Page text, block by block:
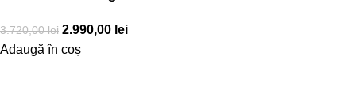
3.720,00lei 2.990,00 lei
Adaugă în coș